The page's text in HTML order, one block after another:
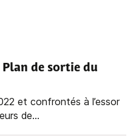
de sortie du
et confrontés à l’essor
de...